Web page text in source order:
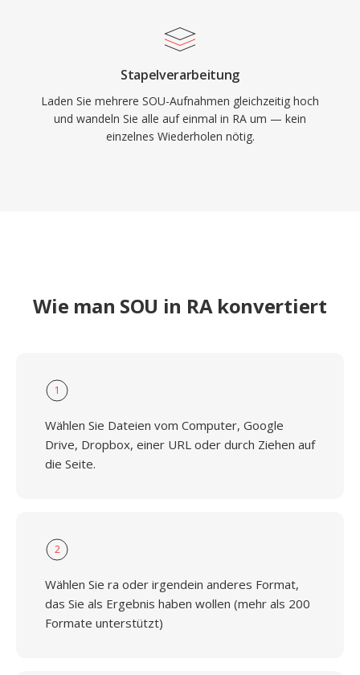
Stapelverarbeitung
Laden Sie mehrere SOU-Aufnahmen gleichzeitig hoch
und wandeln Sie alle auf einmal in RA um — kein
einzelnes Wiederholen nötig.
Wie man SOU in RA konvertiert
1
Wählen Sie Dateien vom Computer, Google
Drive, Dropbox, einer URL oder durch Ziehen auf
die Seite.
2
Wählen Sie ra oder irgendein anderes Format,
das Sie als Ergebnis haben wollen (mehr als 200
Formate unterstützt)